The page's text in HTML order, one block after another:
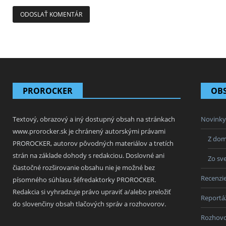
PROROCKER
Textový, obrazový a iný dostupný obsah na stránkach
www.prorocker.sk je chránený autorskými právami
PROROCKER, autorov pôvodných materiálov a tretích
strán na základe dohody s redakciou. Doslovné ani
čiastočné rozširovanie obsahu nie je možné bez
písomného súhlasu šéfredaktorky PROROCKER.
Redakcia si vyhradzuje právo upraviť a/alebo preložiť
do slovenčiny obsah tlačových správ a rozhovorov.
Novinky
Z
Zo